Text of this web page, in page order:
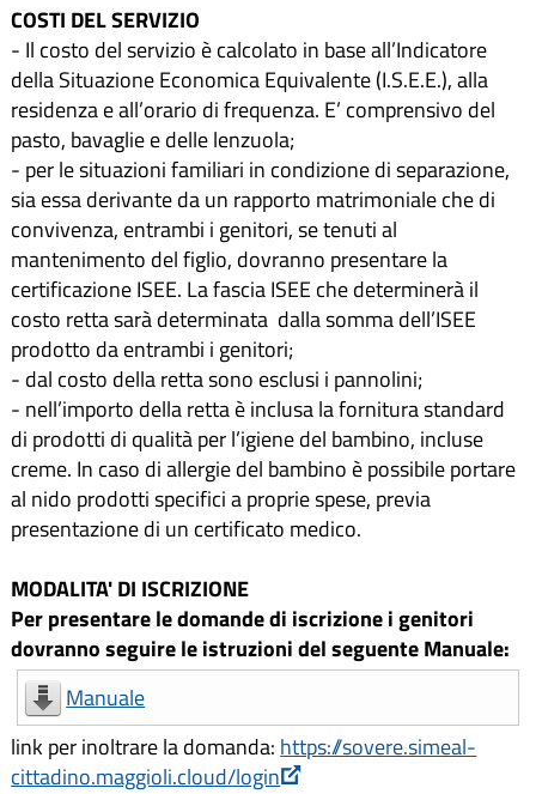
COSTI DEL SERVIZIO
- Il costo del servizio è calcolato in base all’Indicatore
della Situazione Economica Equivalente (I.S.E.E.), alla
residenza e all’orario di frequenza. E’ comprensivo del
pasto, bavaglie e delle lenzuola;
- per le situazioni familiari in condizione di separazione,
sia essa derivante da un rapporto matrimoniale che di
convivenza, entrambi i genitori, se tenuti al
mantenimento del figlio, dovranno presentare la
certificazione ISEE. La fascia ISEE che determinerà il
costo retta sarà determinata dalla somma dell’ISEE
prodotto da entrambi i genitori;
- dal costo della retta sono esclusi i pannolini;
- nell’importo della retta è inclusa la fornitura standard
di prodotti di qualità per l’igiene del bambino, incluse
creme. In caso di allergie del bambino è possibile portare
al nido prodotti specifici a proprie spese, previa
presentazione di un certificato medico.
MODALITA' DI ISCRIZIONE
Per presentare le domande di iscrizione i genitori
dovranno seguire le istruzioni del seguente Manuale:
Manuale
link per inoltrare la domanda: https://sovere.simeal-
cittadino.maggioli.cloud/login